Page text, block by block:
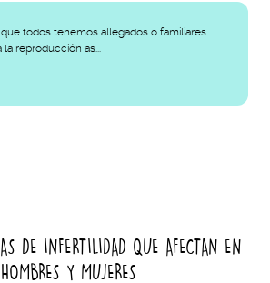
todos tenemos allegados o familiares
reproducción as...
DE INFERTILIDAD QUE AFECTAN EN
Y MUJERES